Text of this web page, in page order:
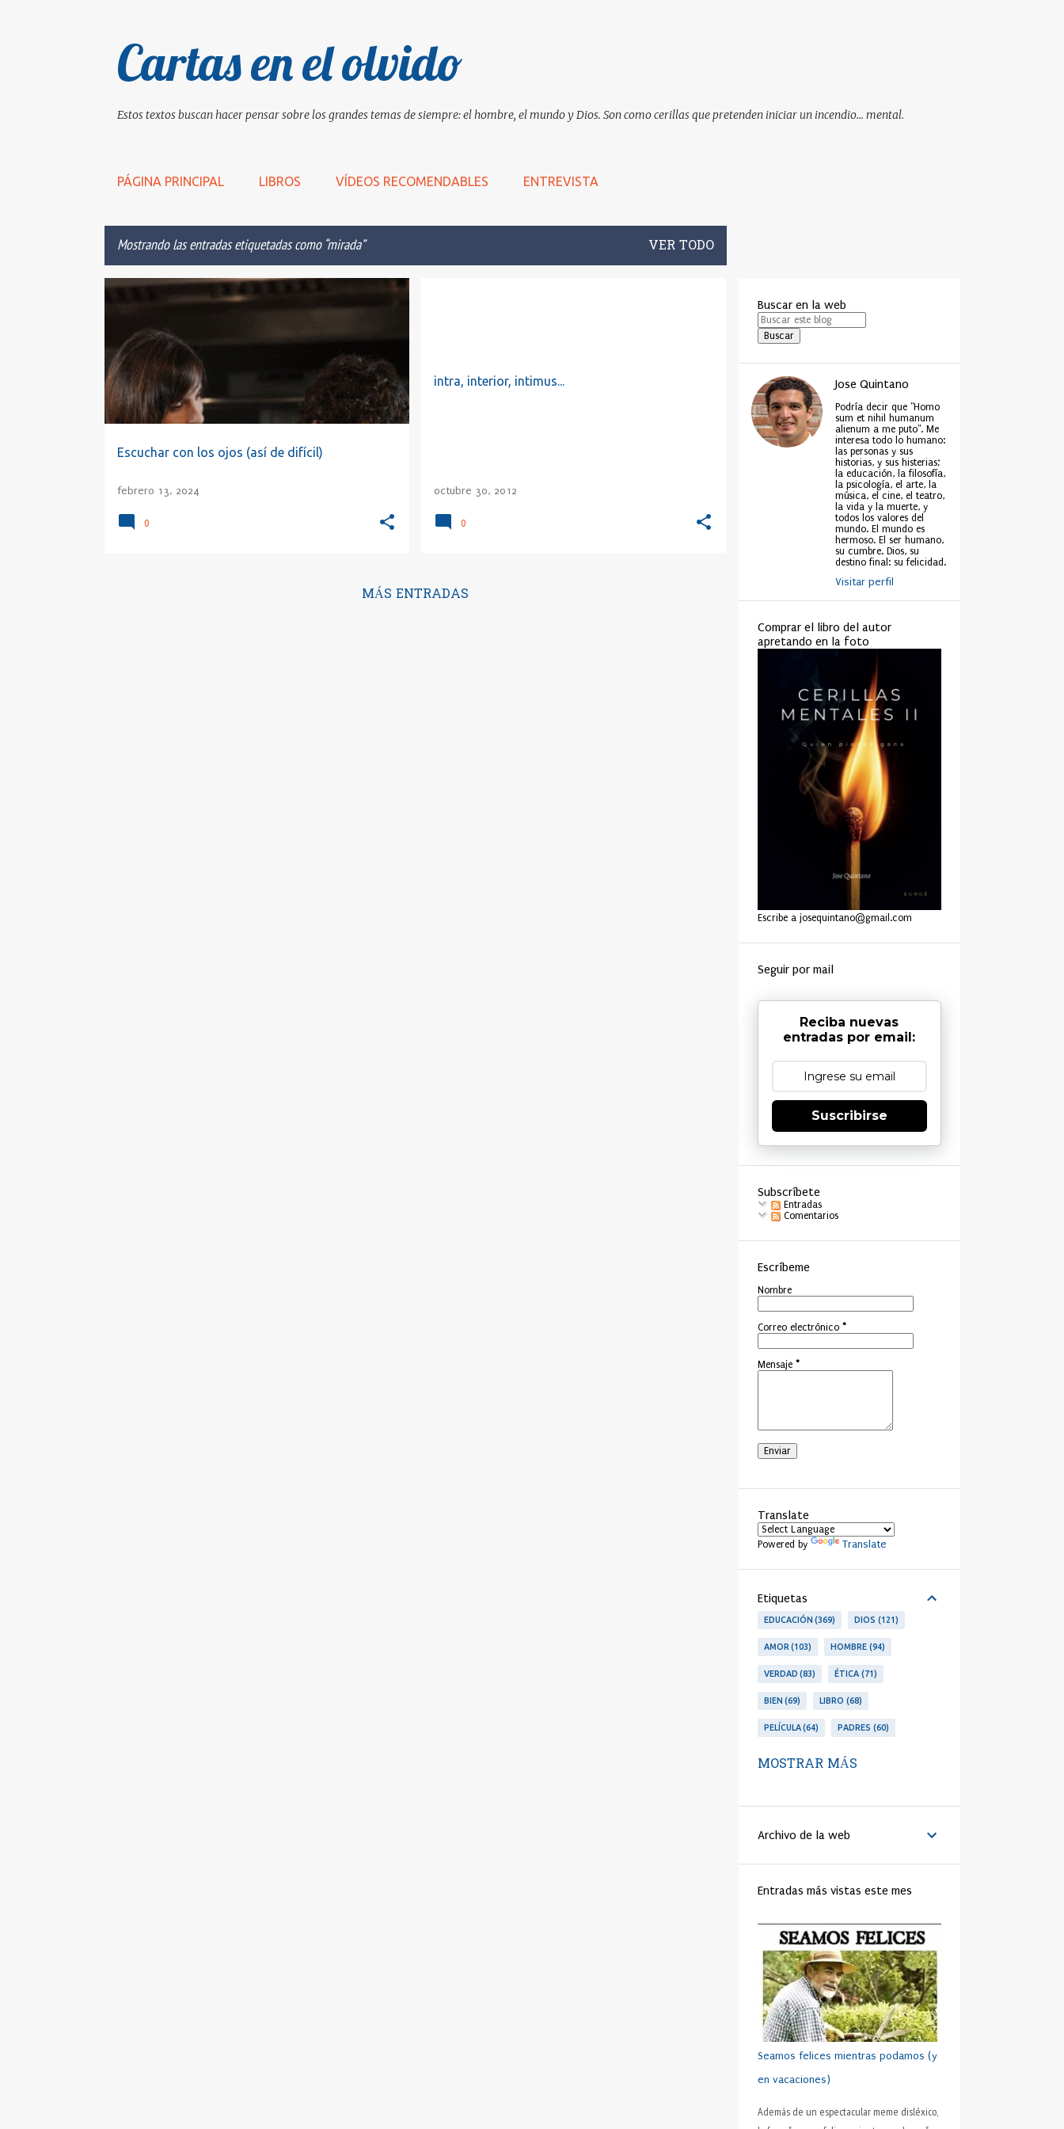
Cartas en el olvido
Estos textos buscan hacer pensar sobre los grandes temas de siempre: el hombre, el mundo y Dios. Son como cerillas que pretenden iniciar un incendio... mental.
PÁGINA PRINCIPAL LIBROS VÍDEOS RECOMENDABLES ENTREVISTA
Mostrando las entradas etiquetadas como mirada VER TODO
a
d
a
s
Escuchar con los ojos (así de difícil)
febrero 13, 2024
"EL PODER OCULTO DE LA AMABILIDAD"
0
intra, interior, intimus...
octubre 30, 2012
0
MÁS ENTRADAS
Buscar en la web
Jose Quintano
Podría decir que "Homo
sum et nihil humanum
alienum a me puto". Me
interesa todo lo humano:
las personas y sus
historias, y sus histerias;
la educación, la filosofía,
la psicología, el arte, la
música, el cine, el teatro,
la vida y la muerte, y
todos los valores del
mundo. El mundo es
hermoso. El ser humano,
su cumbre. Dios, su
destino final: su felicidad.
Visitar perfil
Comprar el libro del autor
apretando en la foto
Escribe a josequintano@gmail.com
Seguir por mail
Reciba nuevas
entradas por email:
Suscribirse
Subscríbete
Entradas
Comentarios
Escríbeme
Nombre
Correo electrónico *
Mensaje *
Translate
Powered by Translate
Etiquetas
EDUCACIÓN 369 DIOS 121
AMOR 103 HOMBRE 94
VERDAD 83 ÉTICA 71
BIEN 69 LIBRO 68
PELÍCULA 64 PADRES 60
PERSONA
BENEDICTO XVI 44
MATRIMONIO 44
RELIGIÓN 41 FAMILIA 40
TRABAJO 40 JÓVENES 39
IGLESIA 37 MORAL 37
SHAKESPEARE 35 DINERO 35
CRISTIANISMO 34 HUMANO 34
PRUDENCIA 34 METÁFORA 33
32 ADOLESCENTE 31
HOMBRES 31
MOSTRAR MÁS
Archivo de la web
Entradas más vistas este mes
Seamos felices mientras podamos (y
en vacaciones)
Además de un espectacular meme disléxico,